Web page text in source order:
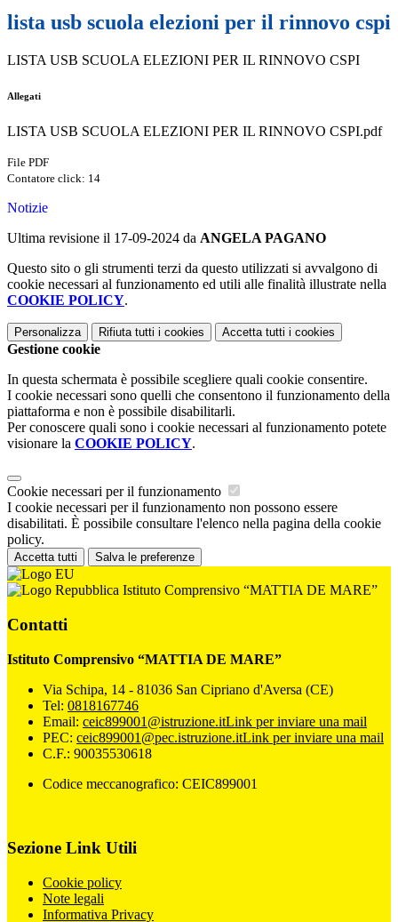
lista usb scuola elezioni per il rinnovo cspi
LISTA USB SCUOLA ELEZIONI PER IL RINNOVO CSPI
Allegati
LISTA USB SCUOLA ELEZIONI PER IL RINNOVO CSPI.pdf
File PDF
Contatore click: 14
Notizie
Ultima revisione il 17-09-2024 da ANGELA PAGANO
Questo sito o gli strumenti terzi da questo utilizzati si avvalgono di
cookie necessari al funzionamento ed utili alle finalità illustrate nella
COOKIE POLICY.
Personalizza Rifiuta tutti i cookies Accetta tutti i cookies
Gestione cookie
In questa schermata è possibile scegliere quali cookie consentire.
I cookie necessari sono quelli che consentono il funzionamento della
piattaforma e non è possibile disabilitarli.
Per conoscere quali sono i cookie necessari al funzionamento potete
visionare la COOKIE POLICY.
Cookie necessari per il funzionamento
I cookie necessari per il funzionamento non possono essere
disabilitati. È possibile consultare l'elenco nella pagina della cookie
policy.
Accetta tutti Salva le preferenze
Istituto Comprensivo “MATTIA DE MARE”
Contatti
Istituto Comprensivo “MATTIA DE MARE”
Via Schipa, 14 - 81036 San Cipriano d'Aversa (CE)
Tel: 0818167746
Email: ceic899001@istruzione.itLink per inviare una mail
PEC: ceic899001@pec.istruzione.itLink per inviare una mail
C.F.: 90035530618
Codice meccanografico: CEIC899001
Sezione Link Utili
Cookie policy
Note legali
Informativa Privacy